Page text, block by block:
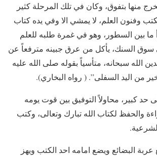
منها بتفوق، وكان في تلك المرحلة كثير
وفنون العلم، لا يمشي الا وفي يده كتاب
ما بين السطور، وهو في غمرة طلبه للعلم
سوق السنك، يأكل من عرق جبينه مترفعاً عن
الله سبحانه، متأسياً بقوله صلى الله عليه
من اليد السفلى”. ( رواه البخاري).
حد كبير، محاولاً التوفيق بين قوت يومه
والحفظ لكتاب الله تبارك وتعالى، وكتب
البضائع ويضع امامه احد الكتب ويهز